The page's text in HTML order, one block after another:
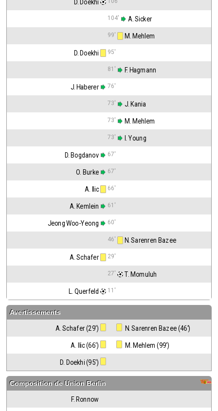
D. Doekhi
104' A. Sicker
99' M. Mehlem
D. Doekhi 95'
81' F. Hagmann
J. Haberer 76'
73' J. Kania
73' M. Mehlem
73' I. Young
D. Bogdanov 67'
O. Burke 67'
A. Ilic 66'
A. Kemlein 61'
Jeong Woo-Yeong 60'
46' N. Sarenren Bazee
A. Schafer 29'
27' T. Momuluh
L. Querfeld 11'
Avertissements
A. Schafer (29') N. Sarenren Bazee (46')
A. Ilic (66') M. Mehlem (99')
D. Doekhi (95')
Composition deUnion Berlin
F. Ronnow